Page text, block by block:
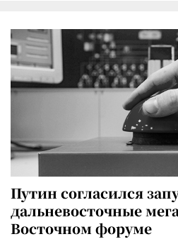
Путин согласился
дальневосточные
Восточном форуме